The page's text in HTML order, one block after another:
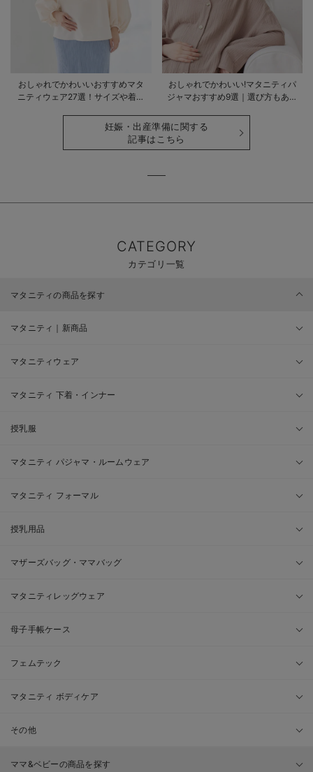
おしゃれでかわいいおすすめマタ
ニティウェア27選！サイズや着る
おしゃれでかわいい!マタニティパ
ジャマおすすめ9選｜選び方もあわ
妊娠・出産準備に関する
記事はこちら
CATEGORY
カテゴリ一覧
マタニティの商品を探す
マタニティ｜新商品
マタニティウェア
マタニティ 下着・インナー
授乳服
マタニティ パジャマ・ルームウェア
マタニティ フォーマル
授乳用品
マザーズバッグ・ママバッグ
マタニティレッグウェア
母子手帳ケース
フェムテック
マタニティ ボディケア
その他
ママ&ベビーの商品を探す